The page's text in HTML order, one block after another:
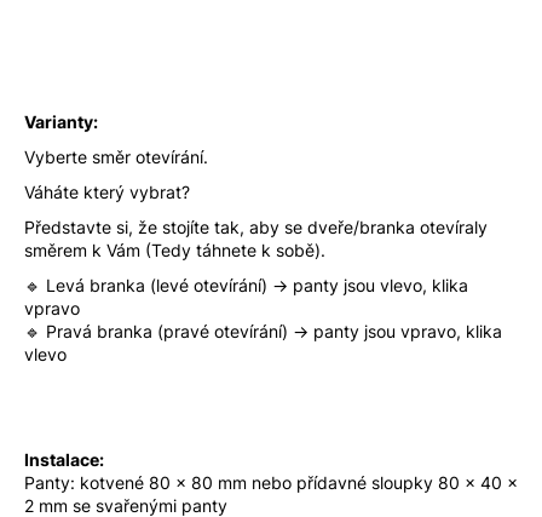
Varianty:
Vyberte směr otevírání.
Váháte který vybrat?
Představte si, že stojíte tak, aby se dveře/branka otevíraly
směrem k Vám (Tedy táhnete k sobě).
🔹 Levá branka (levé otevírání) → panty jsou vlevo, klika
vpravo
🔹 Pravá branka (pravé otevírání) → panty jsou vpravo, klika
vlevo
Instalace:
Panty: kotvené 80 × 80 mm nebo přídavné sloupky 80 × 40 ×
2 mm se svařenými panty